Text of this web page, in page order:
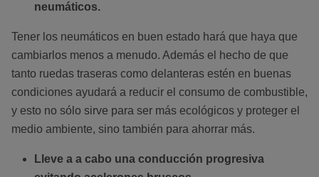
neumáticos.
Tener los neumáticos en buen estado hará que haya que
cambiarlos menos a menudo. Además el hecho de que
tanto ruedas traseras como delanteras estén en buenas
condiciones ayudará a reducir el consumo de combustible,
y esto no sólo sirve para ser más ecológicos y proteger el
medio ambiente, sino también para ahorrar más.
Lleve a a cabo una conducción progresiva